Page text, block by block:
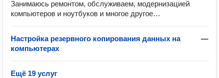
Занимаюсь ремонтом, обслуживаем, модернизацией
компьютеров и ноутбуков и многое другое…
Настройка резервного копирования данных на
компьютерах
—
Ещё 19 услуг